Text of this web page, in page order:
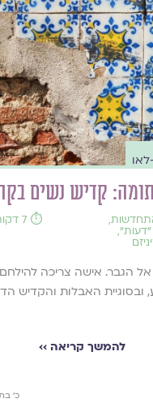
קדיש נשים
,
,
⏱️ 7 דקות קריאה
הגבר. אישה צריכה
האבלות והקדיש
להמשך קריאה ››
כ'